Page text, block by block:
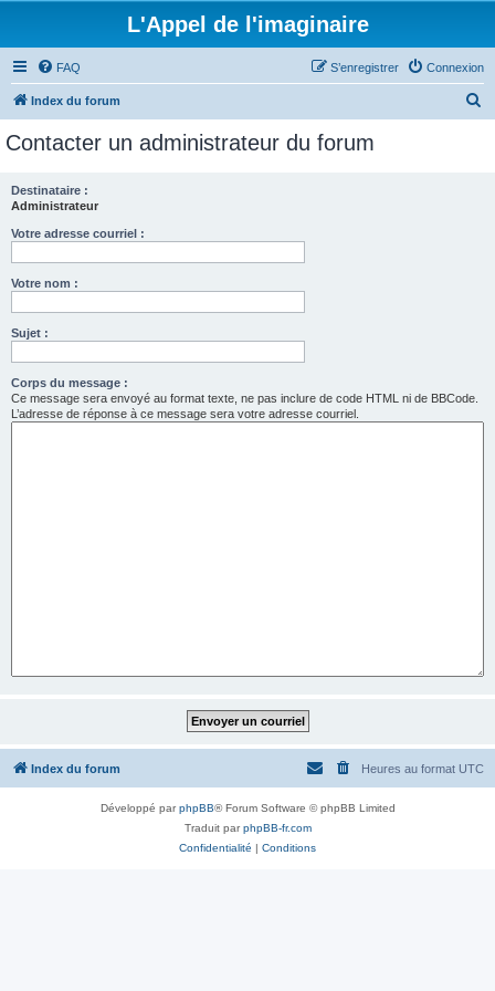
L'Appel de l'imaginaire
FAQ Connexion
S’enregistrer
Index du forum
Contacter un administrateur du forum
Destinataire :
Administrateur
Votre adresse courriel :
Votre nom :
Sujet :
Corps du message :
Ce message sera envoyé au format texte, ne pas inclure de code HTML ni de BBCode.
L’adresse de réponse à ce message sera votre adresse courriel.
Index du forum Heures au format UTC
Développé parphpBB® Forum Software © phpBB Limited
Traduit parphpBB-fr.com
Confidentialité | Conditions